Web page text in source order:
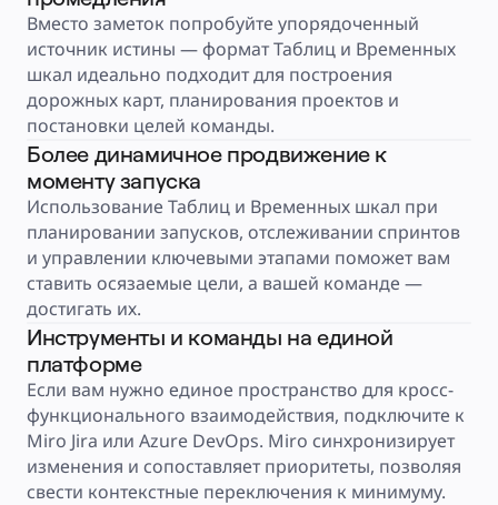
Тарифы
Вместо заметок попробуйте упорядоченный
источник истины — формат Таблиц и Временных
шкал идеально подходит для построения
дорожных карт, планирования проектов и
постановки целей команды.
Более динамичное продвижение к
моменту запуска
Использование Таблиц и Временных шкал при
планировании запусков, отслеживании спринтов
и управлении ключевыми этапами поможет вам
ставить осязаемые цели, а вашей команде —
достигать их.
Инструменты и команды на единой
платформе
Если вам нужно единое пространство для кросс-
функционального взаимодействия, подключите к
Miro Jira или Azure DevOps. Miro синхронизирует
изменения и сопоставляет приоритеты, позволяя
свести контекстные переключения к минимуму.